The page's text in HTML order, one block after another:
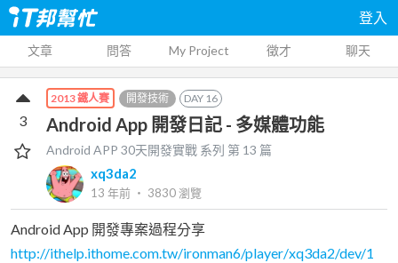
登入
文章 問答 My Project 徵才 聊天
2013 鐵人賽 開發技術 DAY 16
Android App 開發日記 - 多媒體功能
Android APP 30天開發實戰 系列 第 13 篇
xq3da2
13 年前 ‧ 3830瀏覽
3
Android App 開發專案過程分享
http://ithelp.ithome.com.tw/ironman6/player/xq3da2/dev/1